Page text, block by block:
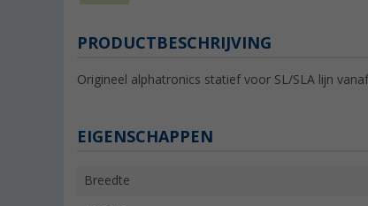
PRODUCTBESCHRIJVING
Origineel alphatronics statief voor SL/SLA lijn
EIGENSCHAPPEN
Breedte